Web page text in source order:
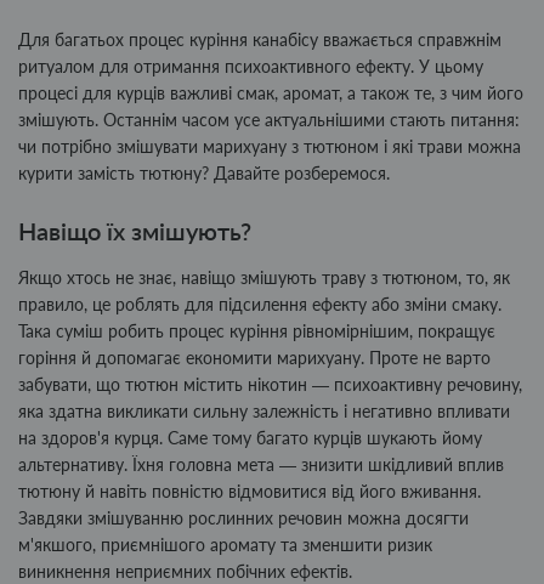
Для багатьох процес куріння канабісу вважається справжнім
ритуалом для отримання психоактивного ефекту. У цьому
процесі для курців важливі смак, аромат, а також те, з чим його
змішують. Останнім часом усе актуальнішими стають питання:
чи потрібно змішувати марихуану з тютюном і які трави можна
курити замість тютюну? Давайте розберемося.
Навіщо їх змішують?
Якщо хтось не знає, навіщо змішують траву з тютюном, то, як
правило, це роблять для підсилення ефекту або зміни смаку.
Така суміш робить процес куріння рівномірнішим, покращує
горіння й допомагає економити марихуану. Проте не варто
забувати, що тютюн містить нікотин — психоактивну речовину,
яка здатна викликати сильну залежність і негативно впливати
на здоров'я курця. Саме тому багато курців шукають йому
альтернативу. Їхня головна мета — знизити шкідливий вплив
тютюну й навіть повністю відмовитися від його вживання.
Завдяки змішуванню рослинних речовин можна досягти
м'якшого, приємнішого аромату та зменшити ризик
виникнення неприємних побічних ефектів.